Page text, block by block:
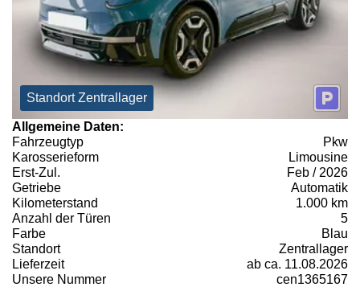
Standort Zentrallager
Allgemeine Daten:
Fahrzeugtyp
Pkw
Karosserieform
Limousine
Erst-Zul.
Feb / 2026
Getriebe
Automatik
Kilometerstand
1.000 km
Anzahl der Türen
5
Farbe
Blau
Standort
Zentrallager
Lieferzeit
ab ca. 11.08.2026
Unsere Nummer
cen1365167